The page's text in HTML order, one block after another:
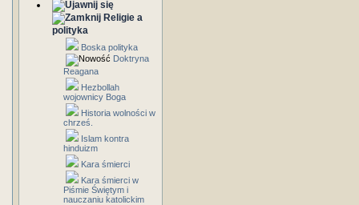
Religie a
polityka
Boska polityka
Doktryna
Reagana
Hezbollah
wojownicy Boga
Historia wolności w
chrześ.
Islam kontra
hinduizm
Kara śmierci
Kara śmierci w
Piśmie Świętym i
nauczaniu katolickim